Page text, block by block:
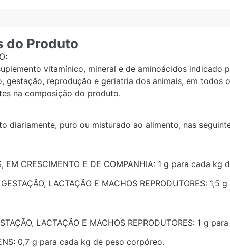
do Produto
vitamínico, mineral e de aminoácidos
gestação, reprodução e geriatria dos animais, em todos
na composição do produto.
diariamente, puro ou misturado ao alimento, nas
EM CRESCIMENTO E DE COMPANHIA: 1 g para cada kg
LACTAÇÃO E MACHOS REPRODUTORES:
LACTAÇÃO E MACHOS REPRODUTORES: 1 g
0,7 g para cada kg de peso corpóreo.